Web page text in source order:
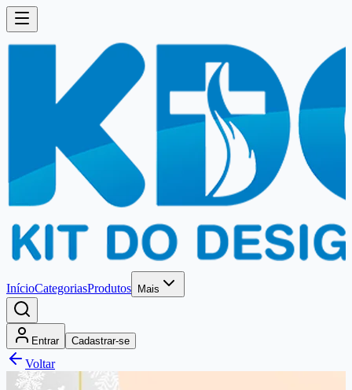
InícioCategoriasProdutos Mais
Entrar Cadastrar-se
Voltar